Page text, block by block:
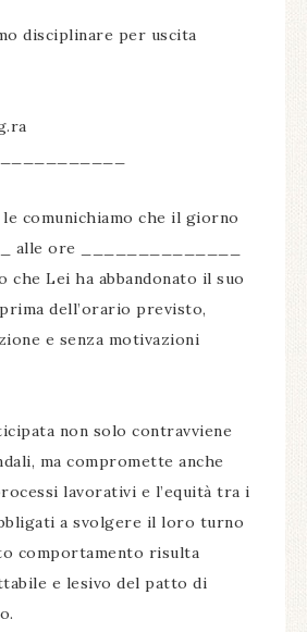
disciplinare per uscita
comunichiamo che il giorno
alle ore ______________
che Lei ha abbandonato il suo
dell’orario previsto,
e senza motivazioni
non solo contravviene
ma compromette anche
lavorativi e l’equità tra i
a svolgere il loro turno
comportamento risulta
e lesivo del patto di